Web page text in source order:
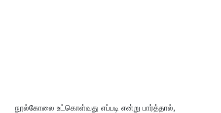
நூல்கோலை உட்கொள்வது எப்படி என்று பார்த்தால்,